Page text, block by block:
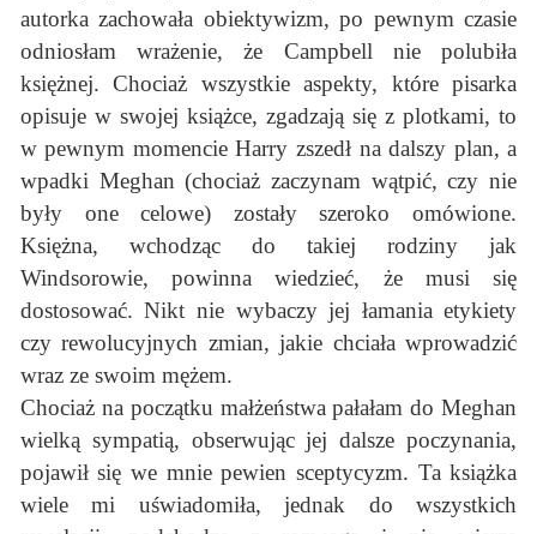
autorka zachowała obiektywizm, po pewnym czasie
odniosłam wrażenie, że Campbell nie polubiła
księżnej. Chociaż wszystkie aspekty, które pisarka
opisuje w swojej książce, zgadzają się z plotkami, to
w pewnym momencie Harry zszedł na dalszy plan, a
wpadki Meghan (chociaż zaczynam wątpić, czy nie
były one celowe) zostały szeroko omówione.
Księżna, wchodząc do takiej rodziny jak
Windsorowie, powinna wiedzieć, że musi się
dostosować. Nikt nie wybaczy jej łamania etykiety
czy rewolucyjnych zmian, jakie chciała wprowadzić
wraz ze swoim mężem.
Chociaż na początku małżeństwa pałałam do Meghan
wielką sympatią, obserwując jej dalsze poczynania,
pojawił się we mnie pewien sceptycyzm. Ta książka
wiele mi uświadomiła, jednak do wszystkich